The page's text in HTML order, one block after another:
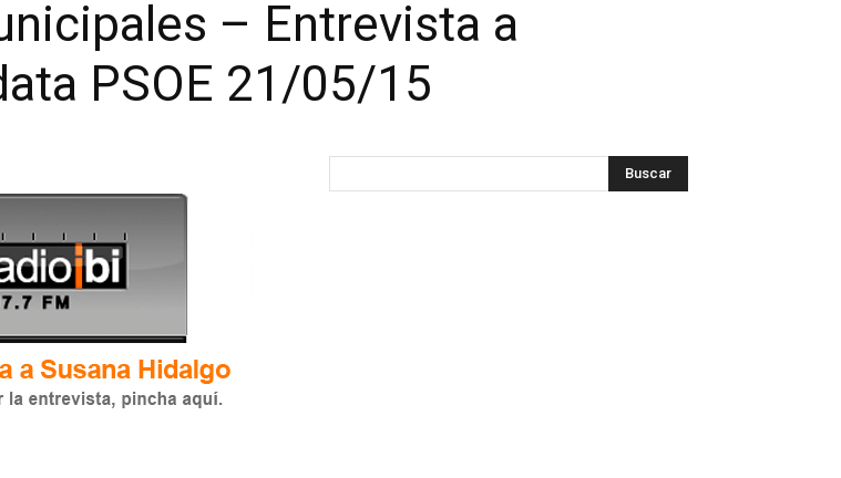
– Entrevista a
PSOE 21/05/15